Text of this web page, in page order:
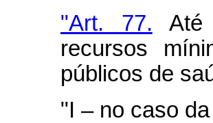
"Art. 77. Até
recursos
públicos de
"I – no caso